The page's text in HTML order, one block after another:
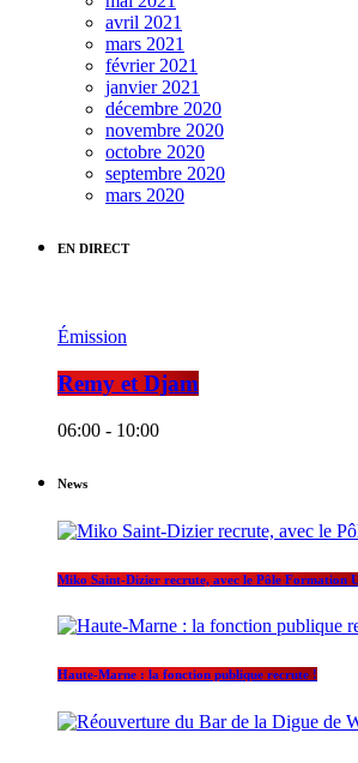
avril 2021
mars 2021
février 2021
janvier 2021
décembre 2020
novembre 2020
octobre 2020
septembre 2020
mars 2020
EN DIRECT
Émission
Remy et Djam
06:00 - 10:00
News
Miko Saint-Dizier recrute, avec le Pôle Formation
Haute-Marne : la fonction publique recrute !